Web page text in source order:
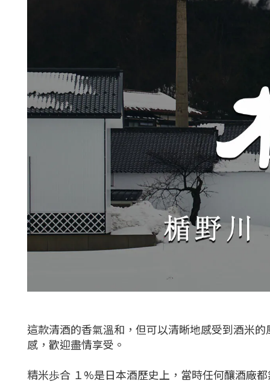
這款清酒的香氣溫和，但可以清晰地感受到酒米
感，歡迎盡情享受。
精米歩合 １%是日本酒歷史上，當時任何釀酒廠